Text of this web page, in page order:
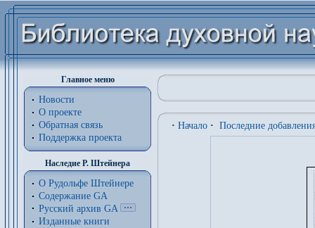
Главное меню
Новости
О проекте
Обратная связь
Поддержка проекта
Наследие Р. Штейнера
О Рудольфе Штейнере
Содержание GA
Русский архив GA
Изданные книги
· Начало · Последние